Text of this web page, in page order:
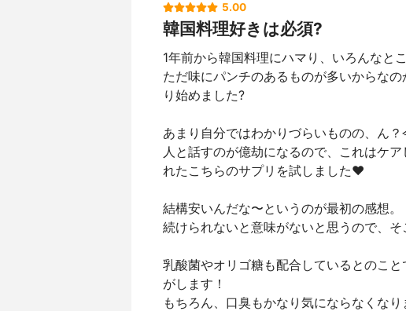
5.00
韓国料理好きは必須?
1年前から韓国料理にハマり、いろんなと
ただ味にパンチのあるものが多いからな
り始めました?
あまり自分ではわかりづらいものの、ん
人と話すのが億劫になるので、これはケ
れたこちらのサプリを試しました❤️
結構安いんだな〜というのが最初の感想。
続けられないと意味がないと思うので、そ
乳酸菌やオリゴ糖も配合しているとのこ
がします！
もちろん、口臭もかなり気にならなくなり